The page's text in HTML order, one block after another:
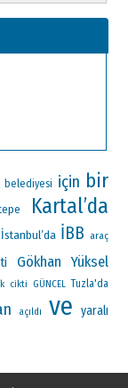
belediyesi için bir
Kartal’da
İstanbul’da İBB araç
Gökhan Yüksel
cikti GÜNCEL Tuzla'da
açıldı ve yaralı